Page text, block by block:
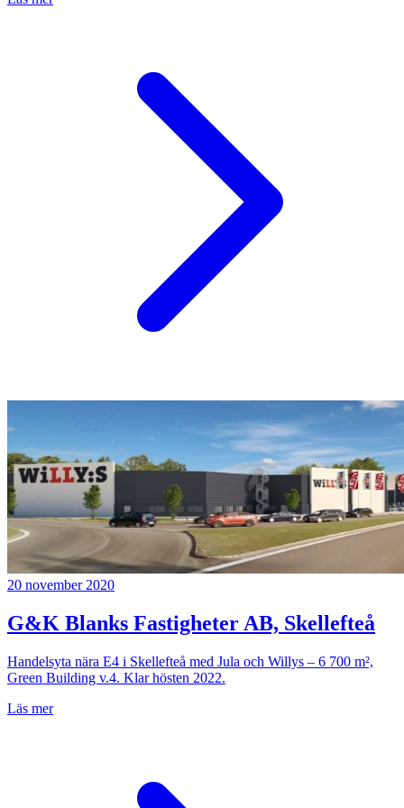
20 november 2020
G&K Blanks Fastigheter AB, Skellefteå
Handelsyta nära E4 i Skellefteå med Jula och Willys – 6 700 m²,
Green Building v.4. Klar hösten 2022.
Läs mer